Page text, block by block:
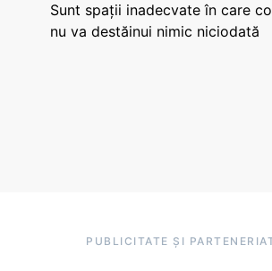
Sunt spații inadecvate în care
nu va destăinui nimic niciodată
PUBLICITATE ȘI